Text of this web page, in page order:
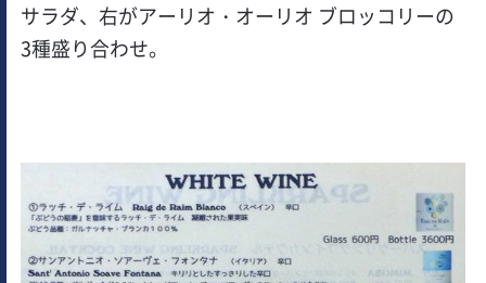
サラダ、右がアーリオ・オーリオ ブロッコリーの
3種盛り合わせ。